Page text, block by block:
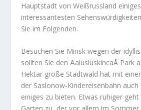
Hauptstadt von Weißrussland
interessantesten
Sie im Folgenden.
Besuchen Sie Minsk wegen der
sollten Sie den ÄalusiuskincaÅ­ Park
Hektar große Stadtwald hat mit
der Saslonow-Kindereisenbahn auch
einiges zu bieten. Etwas ruhiger